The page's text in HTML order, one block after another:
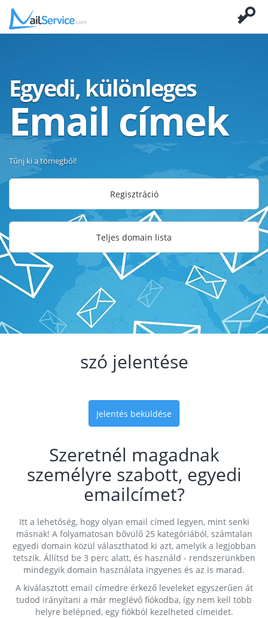
Egyedi, különleges
Email címek
Tűnj ki a tömegből!
Regisztráció
Teljes domain lista
szó jelentése
Jelentés beküldése
Szeretnél magadnak
személyre szabott, egyedi
emailcímet?
Itt a lehetőség, hogy olyan email címed legyen, mint senki
másnak! A folyamatosan bővülő 25 kategóriából, számtalan
egyedi domain közül választhatod ki azt, amelyik a legjobban
tetszik. Állítsd be 3 perc alatt, és használd - rendszerünkben
mindegyik domain használata ingyenes és az is marad.
A kiválasztott email címedre érkező leveleket egyszerűen át
tudod irányítani a már meglévő fiókodba, így nem kell több
helyre belépned, egy fiókból kezelheted címeidet.